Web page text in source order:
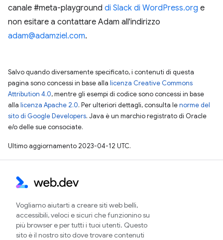
canale #meta-playground di Slack di WordPress.org e
non esitare a contattare Adam all'indirizzo
adam@adamziel.com.
Salvo quando diversamente specificato, i contenuti di questa
pagina sono concessi in base alla licenza Creative Commons
Attribution 4.0, mentre gli esempi di codice sono concessi in base
alla licenza Apache 2.0. Per ulteriori dettagli, consulta lenorme del
sito di Google Developers. Java è un marchio registrato di Oracle
e/o delle sue consociate.
Ultimo aggiornamento 2023-04-12 UTC.
Vogliamo aiutarti a creare siti web belli,
accessibili, veloci e sicuri che funzionino su
più browser e per tutti i tuoi utenti. Questo
sito è il nostro sito dove trovare contenuti